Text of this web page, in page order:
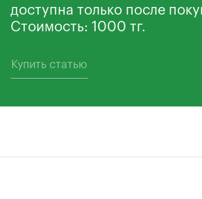
доступна только после
Стоимость: 1000 тг.
Купить статью